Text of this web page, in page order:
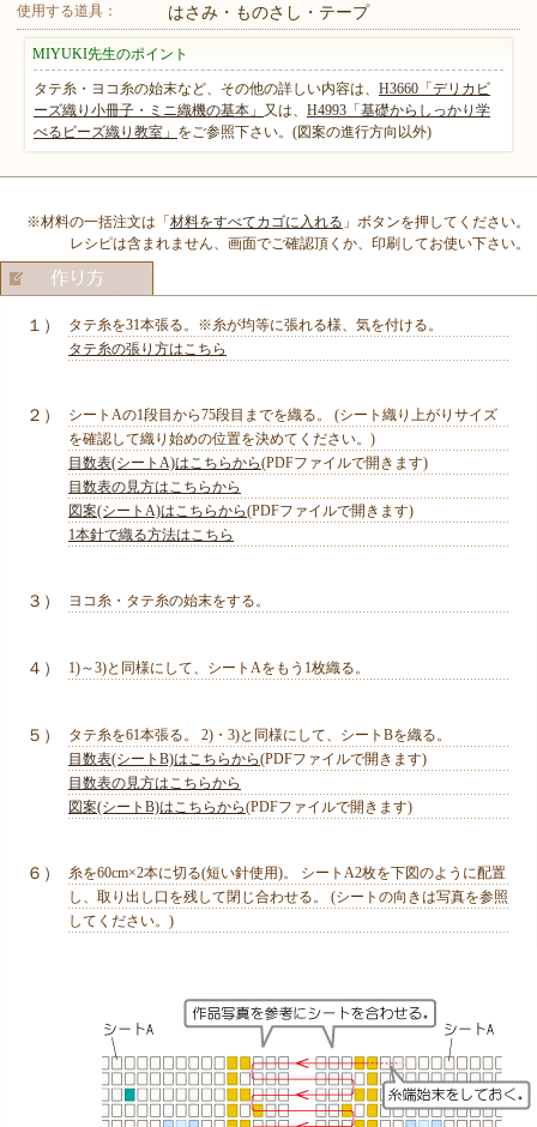
使用する道具： はさみ・ものさし・テープ
MIYUKI先生のポイント
タテ糸・ヨコ糸の始末など、その他の詳しい内容は、 H3660「デリカビ
ーズ織り小冊子・ミニ織機の基本」 又は、 H4993「基礎からしっかり学
べるビーズ織り教室」 をご参照下さい。(図案の進行方向以外)
※材料の一括注文は「材料をすべてカゴに入れる 」ボタンを押してください。
レシピは含まれません、画面でご確認頂くか、印刷してお使い下さい。
１）
タテ糸を31本張る。※糸が均等に張れる様、気を付ける。
タテ糸の張り方はこちら
２）
シートAの1段目から75段目までを織る。 (シート織り上がりサイズ
を確認して織り始めの位置を決めてください。)
目数表(シートA)はこちらから(PDFファイルで開きます)
目数表の見方はこちらから
図案(シートA)はこちらから(PDFファイルで開きます)
1本針で織る方法はこちら
３） ヨコ糸・タテ糸の始末をする。
４） 1)～3)と同様にして、シートAをもう1枚織る。
５）
タテ糸を61本張る。 2)・3)と同様にして、シートBを織る。
目数表(シートB)はこちらから(PDFファイルで開きます)
目数表の見方はこちらから
図案(シートB)はこちらから(PDFファイルで開きます)
６）
糸を60cm×2本に切る(短い針使用)。 シートA2枚を下図のように配置
し、取り出し口を残して閉じ合わせる。 (シートの向きは写真を参照
してください。)